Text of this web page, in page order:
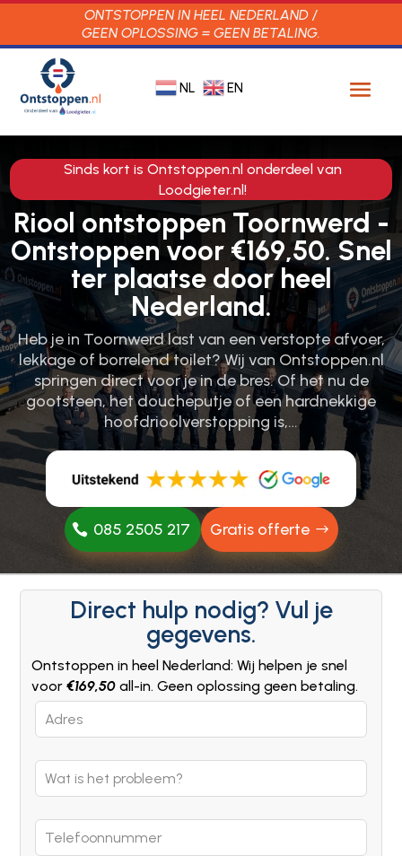
ONTSTOPPEN IN HEEL NEDERLAND /
GEEN OPLOSSING = GEEN BETALING.
NL EN
Sinds kort is Ontstoppen.nl onderdeel van
Loodgieter.nl!
Riool ontstoppen Toornwerd -
Ontstoppen voor €169,50. Snel
ter plaatse door heel
Nederland.
Heb je in Toornwerd last van een verstopte afvoer,
lekkage of borrelend toilet? Wij van Ontstoppen.​nl
springen direct voor je in de bres.​ Of het nu de
gootsteen, het doucheputje of een hardnekkige
hoofdrioolverstopping is,…
085 2505 217 Gratis offerte
Direct hulp nodig? Vul je
gegevens.
Ontstoppen in heel Nederland: Wij helpen je snel
voor€169,50 all-in. Geen oplossing geen betaling.
Leave
this
blank